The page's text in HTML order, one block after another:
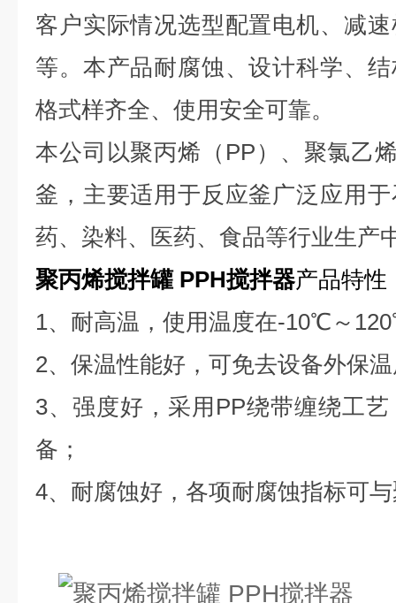
客户实际情况选型配置电机、减
等。本产品耐腐蚀、设计科学、
格式样齐全、使用安全可靠。
本公司以聚丙烯（ PP）、聚氯乙
釜，主要适用于反应釜广泛应用
药、染料、医药、食品等行业生产
聚丙烯搅拌罐 PPH搅拌器产品特性
1、耐高温，使用温度在-10℃～
2、保温性能好，可免去设备外保
3、强度好，采用PP绕带缠绕工
备；
4、耐腐蚀好，各项耐腐蚀指标可